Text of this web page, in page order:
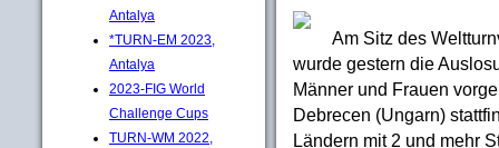
Antalya
*TURN-EM 2023,
Antalya
2023-FIG World
Challenge Cups
TURN-WM 2022,
Am Sitz des
wurde gestern die
Männer und Frauen
Debrecen (Ungarn)
Ländern mit 2 und mehr